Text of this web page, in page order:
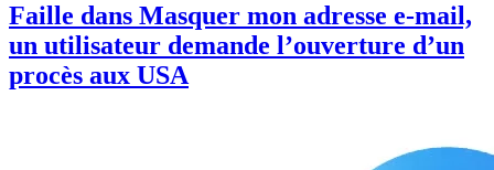
Faille dans Masquer mon adresse e-mail,
un utilisateur demande l’ouverture d’un
procès aux USA